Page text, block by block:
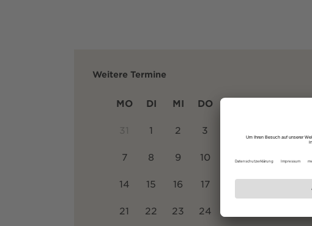
Weitere Termine
MO DI MI DO
31 1 2 3
7 8 9 10 11 12 13
14 15 16 17 18
21 22 23 24